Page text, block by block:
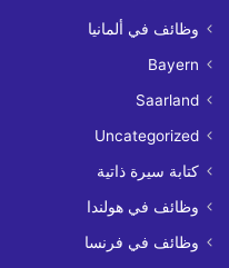
وظائف في ألمانيا
Bayern
Saarland
Uncategorized
كتابة سيرة ذاتية
وظائف في هولندا
وظائف في فرنسا